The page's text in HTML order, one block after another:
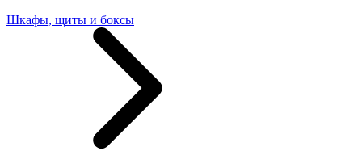
Шкафы, щиты и боксы